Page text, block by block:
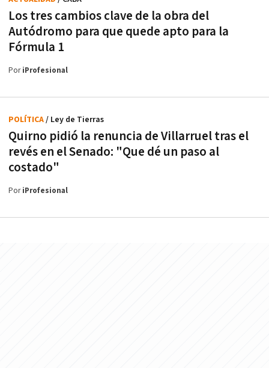
Los tres cambios clave de la obra del
Autódromo para que quede apto para la
Fórmula 1
PoriProfesional
Quirno pidió la renuncia de Villarruel tras el
revés en el Senado: "Que dé un paso al
costado"
POLÍTICA/ Ley de Tierras
PoriProfesional